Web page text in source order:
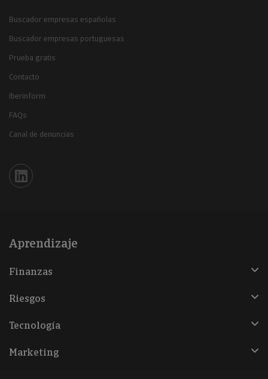
Buscador empresas españolas
Buscador empresas portuguesas
Prueba gratis
Contacto
Iberinform
FAQs
Canal de denuncias
Iberinform en Linkedin
Aprendizaje
Finanzas
Riesgos
Tecnología
Marketing